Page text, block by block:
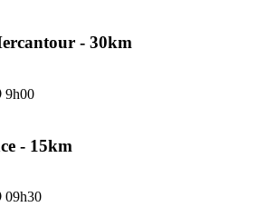
- 30km
9h00
- 15km
09h30